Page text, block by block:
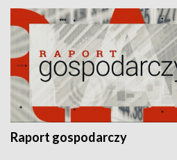
Raport gospodarczy